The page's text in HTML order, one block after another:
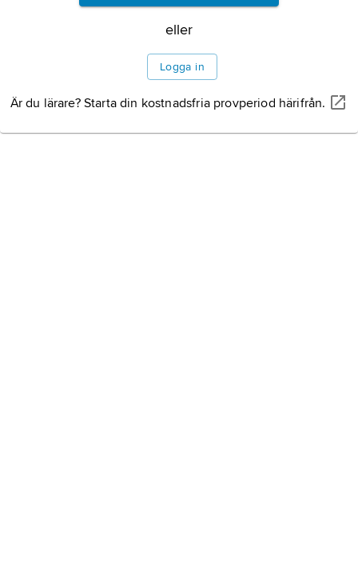
eller
Logga in
Är du lärare? Starta din kostnadsfria provperiod härifrån.